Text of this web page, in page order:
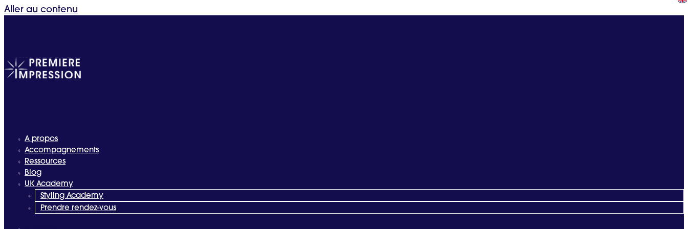
Aller au contenu
A propos
Accompagnements
Ressources
Blog
UK Academy
Styling Academy
Prendre rendez-vous